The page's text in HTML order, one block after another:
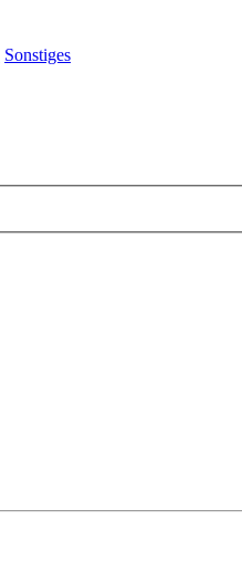
Sonstiges